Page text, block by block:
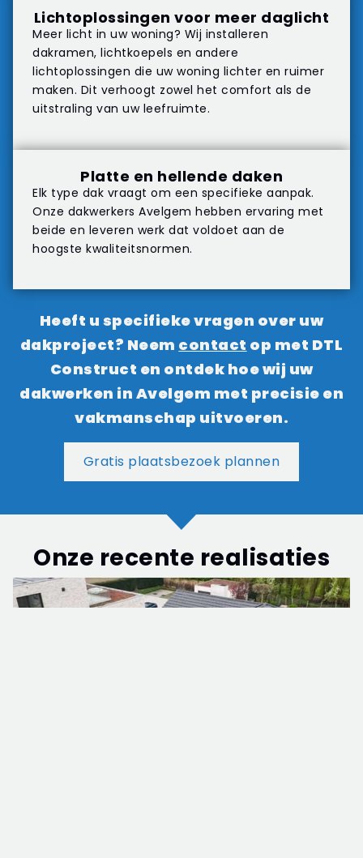
Lichtoplossingen voor meer daglicht
Meer licht in uw woning? Wij installeren
dakramen, lichtkoepels en andere
lichtoplossingen die uw woning lichter en ruimer
maken. Dit verhoogt zowel het comfort als de
uitstraling van uw leefruimte.
Platte en hellende daken
Elk type dak vraagt om een specifieke aanpak.
Onze dakwerkers Avelgem hebben ervaring met
beide en leveren werk dat voldoet aan de
hoogste kwaliteitsnormen.
Heeft u specifieke vragen over uw
dakproject? Neem contact op met DTL
Construct en ontdek hoe wij uw
dakwerken in Avelgem met precisie en
vakmanschap uitvoeren.
Gratis plaatsbezoek plannen
Onze recente realisaties